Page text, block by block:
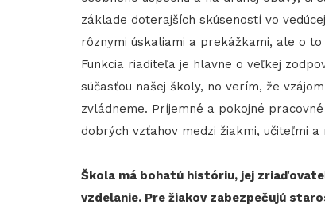
základe doterajších skúseností vo
rôznymi úskaliami a prekážkami, ale o
Funkcia riaditeľa je hlavne o veľkej
súčasťou našej školy, no verím, že
zvládneme. Príjemné a pokojné
dobrých vzťahov medzi žiakmi, učiteľmi a
Škola má bohatú históriu, jej
vzdelanie. Pre žiakov zabezpečujú